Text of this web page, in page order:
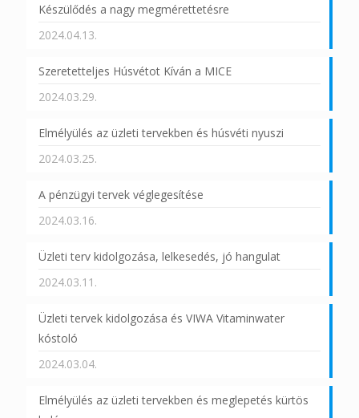
Készülődés a nagy megmérettetésre
2024.04.13.
Szeretetteljes Húsvétot Kíván a MICE
2024.03.29.
Elmélyülés az üzleti tervekben és húsvéti nyuszi
2024.03.25.
A pénzügyi tervek véglegesítése
2024.03.16.
Üzleti terv kidolgozása, lelkesedés, jó hangulat
2024.03.11.
Üzleti tervek kidolgozása és VIWA Vitaminwater
kóstoló
2024.03.04.
Elmélyülés az üzleti tervekben és meglepetés kürtös